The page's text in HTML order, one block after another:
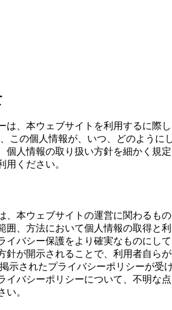
は、本ウェブサイトを利用するに際
この個人情報が、いつ、どのように
人情報の取り扱い方針を細かく規
用ください。
、本ウェブサイトの運営に関わるも
囲、方法において個人情報の取得と
イバシー保護をより確実なものにし
針が開示されることで、利用者自ら
示されたプライバシーポリシーが受
イバシーポリシーについて、不明な
い。